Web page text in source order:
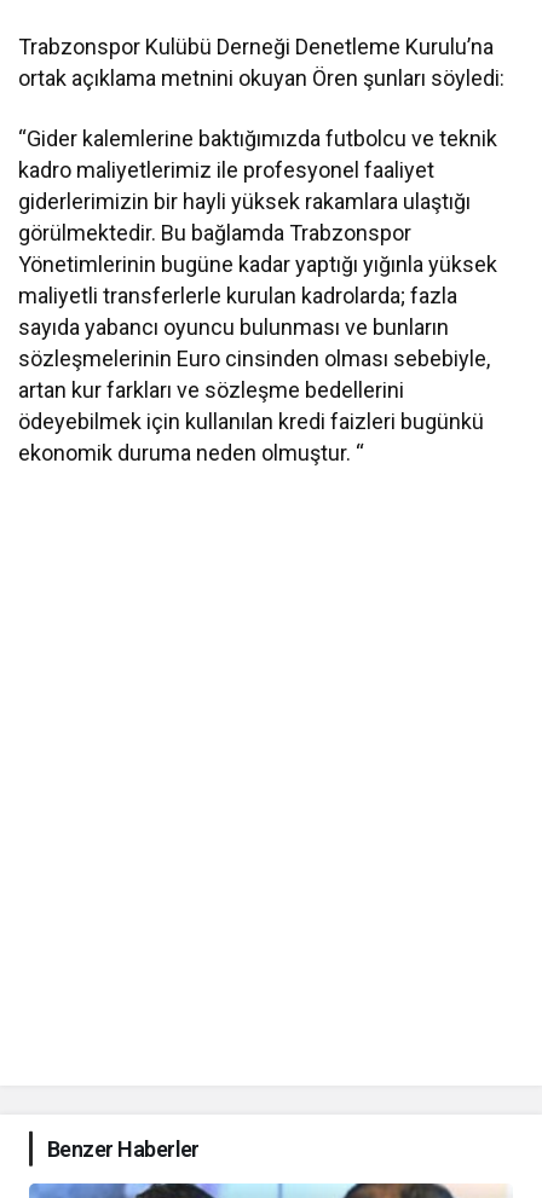
Trabzonspor Kulübü Derneği Denetleme Kurulu’na
ortak açıklama metnini okuyan Ören şunları söyledi:
“Gider kalemlerine baktığımızda futbolcu ve teknik
kadro maliyetlerimiz ile profesyonel faaliyet
giderlerimizin bir hayli yüksek rakamlara ulaştığı
görülmektedir. Bu bağlamda Trabzonspor
Yönetimlerinin bugüne kadar yaptığı yığınla yüksek
maliyetli transferlerle kurulan kadrolarda; fazla
sayıda yabancı oyuncu bulunması ve bunların
sözleşmelerinin Euro cinsinden olması sebebiyle,
artan kur farkları ve sözleşme bedellerini
ödeyebilmek için kullanılan kredi faizleri bugünkü
ekonomik duruma neden olmuştur. “
Benzer Haberler